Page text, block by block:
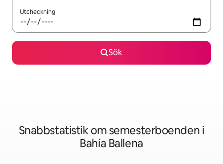
Utcheckning
Sök
Snabbstatistik om semesterboenden i
Bahía Ballena